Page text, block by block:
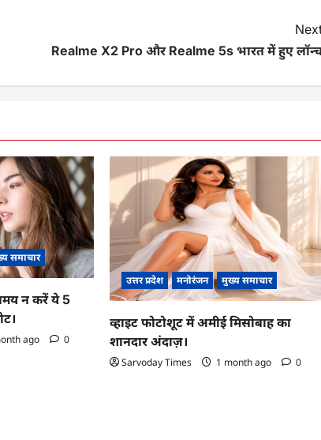
Realme X2 Pro और Realme 5s भारत में हुए
समाचार
न करें ये 5
ago 0
उत्तर प्रदेश मनोरंजन मुख्य समाचार
व्हाइट फोटोशूट में अमीई मिसोबाह का
शानदार अंदाज़।
Sarvoday Times 1 month ago 0